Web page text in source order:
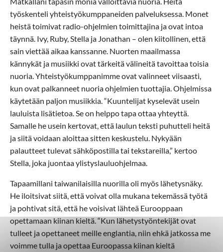
työskenteli yhteistyökumppaneiden palveluksessa. Monet
heistä toimivat radio-ohjelmien toimittajina ja ovat intoa
täynnä. Ivy, Ruby, Stella ja Jonathan – olen kiitollinen, että
sain viettää aikaa kanssanne. Nuorten maailmassa
kännykät ja musiikki ovat tärkeitä välineitä tavoittaa toisia
nuoria. Yhteistyökumppanimme ovat valinneet viisaasti,
kun ovat palkanneet nuoria ohjelmien tuottajia. Ohjelmissa
käytetään paljon musiikkia. “Kuuntelijat kyselevät usein
lauluista lisätietoa. Se on helppo tapa ottaa yhteyttä.
Samalle he usein kertovat, että laulun teksti puhutteli heitä
ja siitä voidaan aloittaa sitten keskustelu. Nykyään
palautteet tulevat sähköpostilla tai tekstareilla,” kertoo
Stella, joka juontaa ylistyslauluohjelmaa.
Tapaamillani taiwanilaisilla nuorilla oli myös lähetysnäky.
He iloitsivat siitä, että voivat olla mukana tekemässä työtä
ja pohtivat sitä, että he voisivat lähteä Eurooppaan
opettamaan kiinan kieltä. “Kun lähetystyöntekijät ovat
tulleet ja opettaneet meille englantia, niin ehkä jatkossa me
voimme tulla ja opettaa Euroopassa kiinan kieltä